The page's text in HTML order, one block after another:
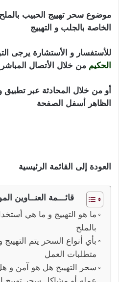
موضوع سحر تهييج الحبيب
الخاصة بالجلب و التهييج
للأستفسار و الأستشارة يرجى
الحكيم من خلال الأتصال المباشر
أو من خلال المحادثة عبر
الظاهر أسفل الصفحة
العودة إلى القائمة الرئيسية
قائـــمة العنــاوين
ما هو التهييج و ما هي
بالملح
بأي أنواع السحر يتم
متطلبات العمل
سحر التهييج هل هو آمن و